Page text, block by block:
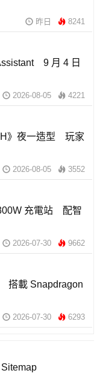
昨日 8241
9 月 4 日
2026-08-05 4221
》夜一造型 玩家
2026-08-05 3552
充電站 配智
2026-07-30 9662
搭載 Snapdragon
2026-07-30 6293
Sitemap